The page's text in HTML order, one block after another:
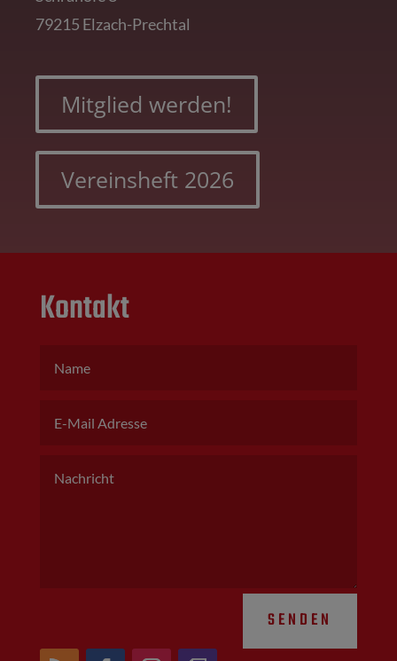
79215 Elzach-Prechtal
Mitglied werden!
Vereinsheft 2026
Kontakt
SENDEN